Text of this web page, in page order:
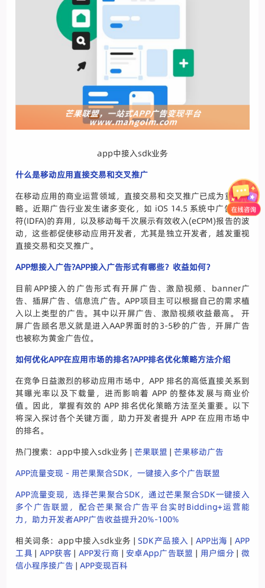
app中接入sdk业务
什么是移动应用直接交易和交叉推广
在移动应用的商业运营领域，直接交易和交叉推广已成为重要策
略。近期广告行业发生诸多变化，如 iOS 14.5 系统中广告标识
符(IDFA)的弃用，以及移动每千次展示有效收入(eCPM)报告的波
动，这些都促使移动应用开发者，尤其是独立开发者，越发重视
直接交易和交叉推广。
APP想接入广告?APP接入广告形式有哪些？收益如何？
目前APP接入的广告形式有开屏广告、激励视频、banner广
告、插屏广告、信息流广告。APP项目主可以根据自己的需求植
入以上类型的广告。其中以开屏广告、激励视频收益最高。 开
屏广告顾名思义就是进入AAP界面时的3-5秒的广告，开屏广告
也被称为黄金广告位。
如何优化APP在应用市场的排名?APP排名优化策略方法介绍
在竞争日益激烈的移动应用市场中，APP 排名的高低直接关系到
其曝光率以及下载量，进而影响着 APP 的整体发展与商业价
值。因此，掌握有效的 APP 排名优化策略方法至关重要。以下
将深入探讨各个关键方面，助力开发者提升 APP 在应用市场中
的排名。
热门搜索：app中接入sdk业务 |芒果联盟 |芒果移动广告
APP流量变现 - 用芒果聚合SDK，一键接入多个广告联盟
APP流量变现，选择芒果聚合SDK，通过芒果聚合SDK一键接入
多个广告联盟，配合芒果聚合广告平台实时Bidding+运营能
力，助力开发者APP广告收益提升20%-100%
相关词条：app中接入sdk业务 |SDK产品接入 | APP出海 | APP
工具 | APP获客 | APP发行商 |安卓App广告联盟 | 用户细分 | 微
信小程序接广告 |APP变现百科